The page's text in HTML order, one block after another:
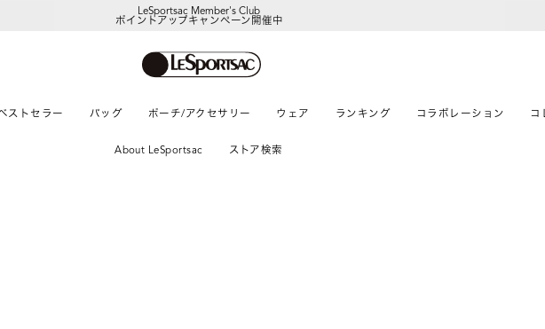
LeSportsac Member's Club
ポイントアップキャンペーン開催中
ストセラー バッグ ポーチ/アクセサリー ウェア ランキング コラボレーション コ
About LeSportsac ストア検索